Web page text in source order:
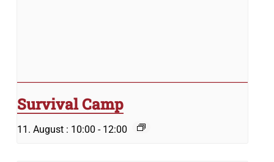
Survival Camp
11. August : 10:00 - 12:00